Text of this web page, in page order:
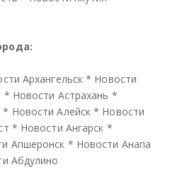
Архангельск * Новости
* Новости Астрахань *
* Новости Алейск * Новости
* Новости Ангарск *
Апшеронск * Новости Анапа
Абдулино